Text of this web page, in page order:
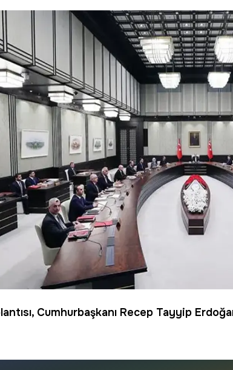
Cumhurbaşkanı Recep Tayyip